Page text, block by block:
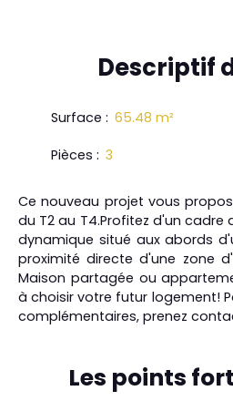
Descriptif
Surface : 65.48 m²
Pièces : 3
Ce nouveau projet vous
du T2 au T4.Profitez d'un cadre
dynamique situé aux abords
proximité directe d'une zone
Maison partagée ou
à choisir votre futur logement!
complémentaires, prenez
Les points